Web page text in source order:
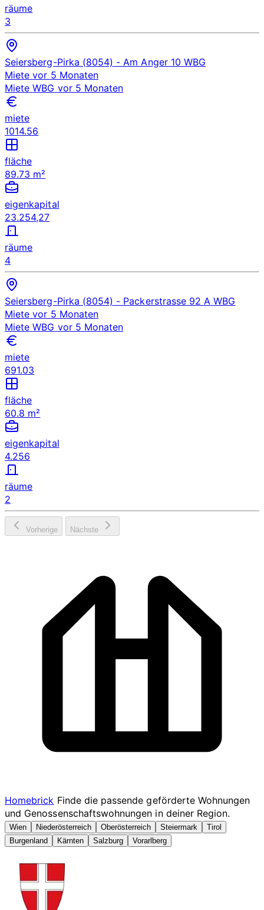
räume
3
Seiersberg-Pirka (8054) - Am Anger 10 WBG
Miete vor 5 Monaten
Miete WBG vor 5 Monaten
miete
1014.56
fläche
89.73 m²
eigenkapital
23.254,27
räume
4
Seiersberg-Pirka (8054) - Packerstrasse 92 A WBG
Miete vor 5 Monaten
Miete WBG vor 5 Monaten
miete
691.03
fläche
60.8 m²
eigenkapital
4.256
räume
2
Vorherige Nächste
Homebrick Finde die passende geförderte Wohnungen
und Genossenschaftswohnungen in deiner Region.
Wien Niederösterreich Oberösterreich Steiermark
Tirol
Burgenland
Kärnten Salzburg Vorarlberg